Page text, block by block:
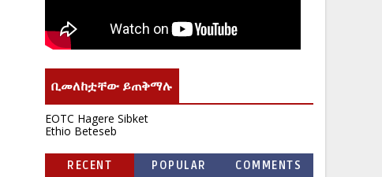
ቢመለከቷቸው ይጠቅማሉ
EOTC Hagere Sibket
Ethio Beteseb
RECENT POPULAR COMMENTS